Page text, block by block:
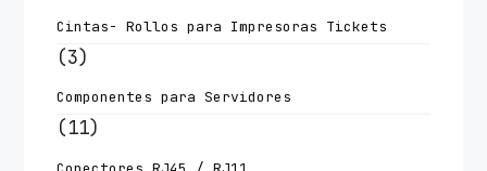
Cintas- Rollos para Impresoras Tickets
(3)
Componentes para Servidores
(11)